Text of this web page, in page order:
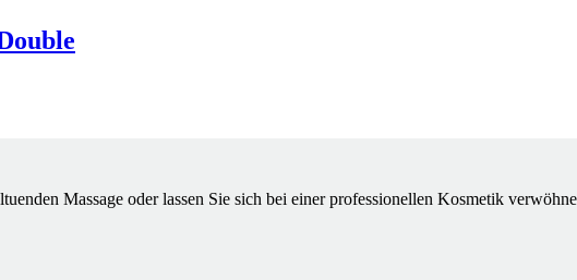
Massage oder lassen Sie sich bei einer professionellen Kosmetik